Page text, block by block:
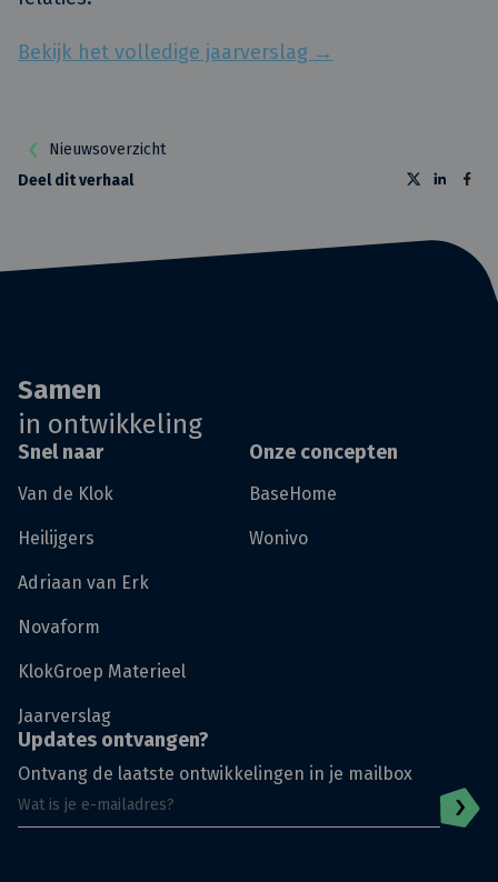
Bekijk het volledige jaarverslag →
Nieuwsoverzicht
Deel dit verhaal
Samen
in ontwikkeling
Snel naar
Van de Klok
Heilijgers
Adriaan van Erk
Novaform
KlokGroep Materieel
Jaarverslag
Onze concepten
BaseHome
Wonivo
Updates ontvangen?
Ontvang de laatste ontwikkelingen in je mailbox